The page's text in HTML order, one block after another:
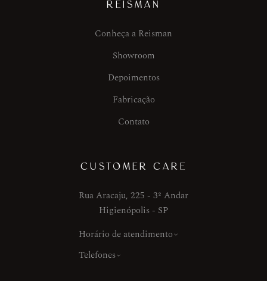
REISMAN
Conheça a Reisman
Showroom
Depoimentos
Fabricação
Contato
CUSTOMER CARE
Rua Aracaju, 225 - 3º Andar
Higienópolis - SP
Horário de atendimento
Telefones